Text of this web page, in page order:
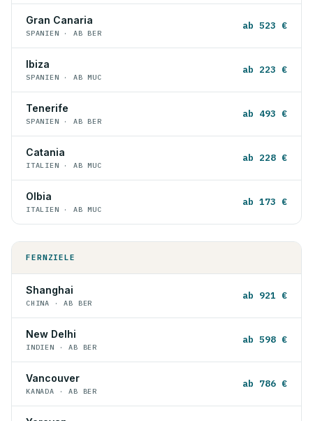
Gran Canaria
SPANIEN · AB BER
ab 523 €
Ibiza
SPANIEN · AB MUC
ab 223 €
Tenerife
SPANIEN · AB BER
ab 493 €
Catania
ITALIEN · AB MUC
ab 228 €
Olbia
ITALIEN · AB MUC
ab 173 €
FERNZIELE
Shanghai
CHINA · AB BER
ab 921 €
New Delhi
INDIEN · AB BER
ab 598 €
Vancouver
KANADA · AB BER
ab 786 €